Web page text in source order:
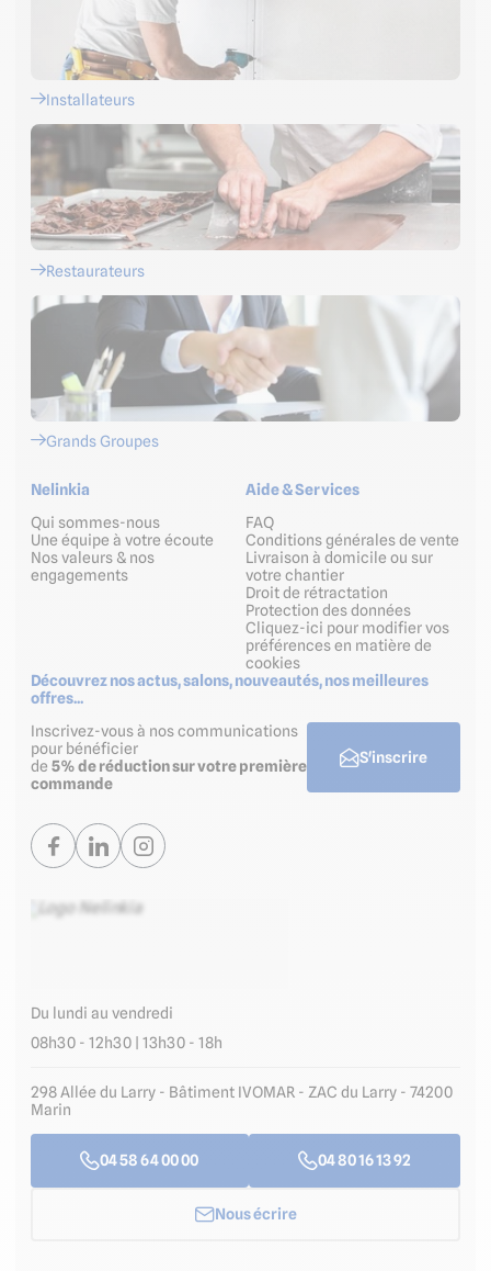
Installateurs
Restaurateurs
Grands Groupes
Du lundi au vendredi
08h30 - 12h30 | 13h30 - 18h
298 Allée du Larry - Bâtiment IVOMAR - ZAC du Larry - 74200
Marin
04 58 64 00 00 04 80 16 13 92
Nous écrire
Nelinkia
Qui sommes-nous
Une équipe à votre écoute
Nos valeurs & nos
engagements
Aide & Services
FAQ
Conditions générales de vente
Livraison à domicile ou sur
votre chantier
Droit de rétractation
Protection des données
Cliquez-ici pour modifier vos
préférences en matière de
cookies
Découvrez nos actus, salons, nouveautés, nos meilleures
offres...
Inscrivez-vous à nos communications
pour bénéficier
de 5% de réduction sur votre première
commande
S'inscrire